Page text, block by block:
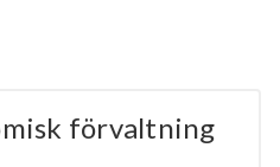
förvaltning